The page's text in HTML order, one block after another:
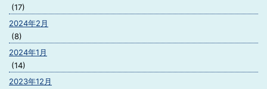
(17)
2024年2月
(8)
2024年1月
(14)
2023年12月